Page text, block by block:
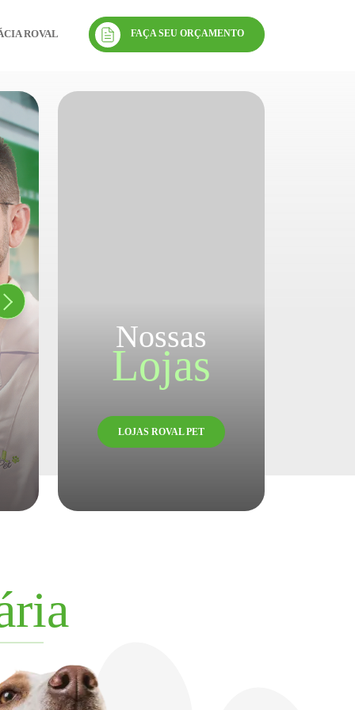
ROVAL FAÇA SEU ORÇAMENTO
Nossas
Lojas
LOJAS ROVAL PET